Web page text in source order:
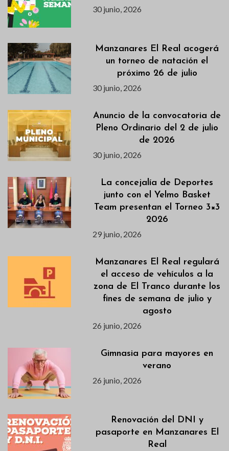
30 junio, 2026
Manzanares El Real acogerá
un torneo de natación el
próximo 26 de julio
30 junio, 2026
Anuncio de la convocatoria de
Pleno Ordinario del 2 de julio
de 2026
30 junio, 2026
La concejalía de Deportes
junto con el Yelmo Basket
Team presentan el Torneo 3×3
2026
29 junio, 2026
Manzanares El Real regulará
el acceso de vehículos a la
zona de El Tranco durante los
fines de semana de julio y
agosto
26 junio, 2026
Gimnasia para mayores en
verano
26 junio, 2026
Renovación del DNI y
pasaporte en Manzanares El
Real